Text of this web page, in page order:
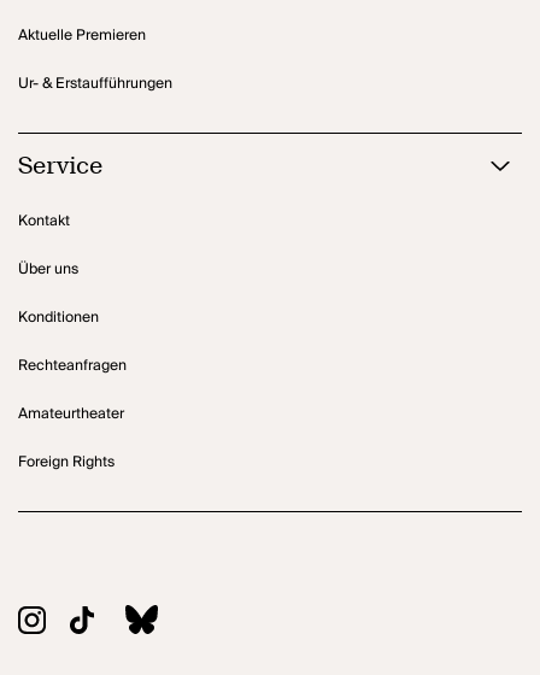
Aktuelle Premieren
Ur- & Erstaufführungen
Service
Kontakt
Über uns
Konditionen
Rechteanfragen
Amateurtheater
Foreign Rights